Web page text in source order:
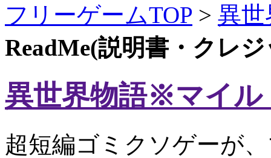
フリーゲームTOP > 異
ReadMe(説明書・クレ
異世界物語※マイル
超短編ゴミクソゲーが